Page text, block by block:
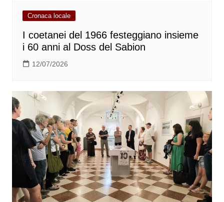
Cronaca locale
I coetanei del 1966 festeggiano insieme
i 60 anni al Doss del Sabion
12/07/2026